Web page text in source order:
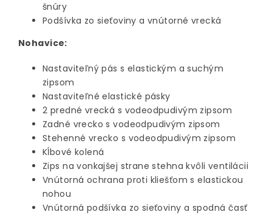
šnúry
Podšívka zo sieťoviny a vnútorné vrecká
Nohavice:
Nastaviteľný pás s elastickým a suchým
zipsom
Nastaviteľné elastické pásky
2 predné vrecká s vodeodpudivým zipsom
Zadné vrecko s vodeodpudivým zipsom
Stehenné vrecko s vodeodpudivým zipsom
Kĺbové kolená
Zips na vonkajšej strane stehna kvôli ventilácii
Vnútorná ochrana proti kliešťom s elastickou
nohou
Vnútorná podšívka zo sieťoviny a spodná časť